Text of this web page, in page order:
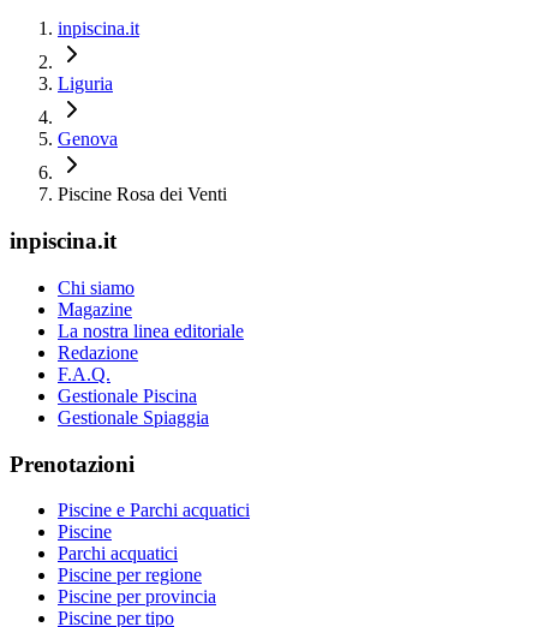
inpiscina.it
Liguria
Genova
Piscine Rosa dei Venti
inpiscina.it
Chi siamo
Magazine
La nostra linea editoriale
Redazione
F.A.Q.
Gestionale Piscina
Gestionale Spiaggia
Prenotazioni
Piscine e Parchi acquatici
Piscine
Parchi acquatici
Piscine per regione
Piscine per provincia
Piscine per tipo